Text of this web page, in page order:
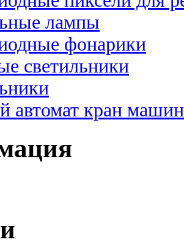
лампы
фонарики
светильники
автомат кран